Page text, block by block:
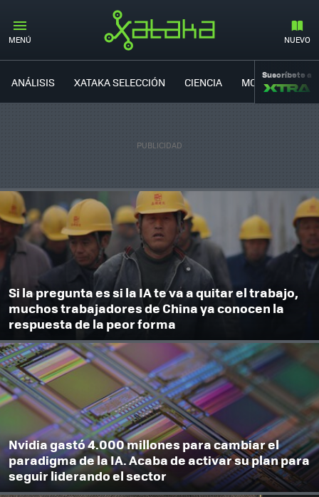
MENÚ NUEVO
ANÁLISIS XATAKA SELECCIÓN CIENCIA MOVILIDAD
Suscríbete a
Si la pregunta es si la IA te va a quitar el trabajo,
muchos trabajadores de China ya conocen la
respuesta de la peor forma
Nvidia gastó 4.000 millones para cambiar el
paradigma de la IA. Acaba de activar su plan para
seguir liderando el sector